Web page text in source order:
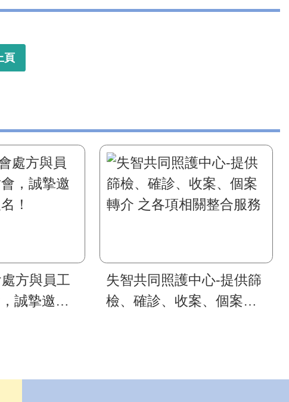
頁
方與員工
誠摯邀請
失智共同照護中心-提供篩
檢、確診、收案、個案轉